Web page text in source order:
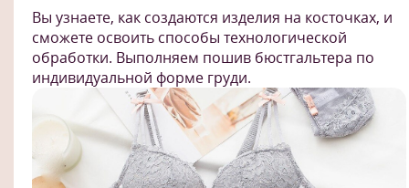
Вы узнаете, как создаются изделия на косточках, и
сможете освоить способы технологической
обработки. Выполняем пошив бюстгальтера по
индивидуальной форме груди.